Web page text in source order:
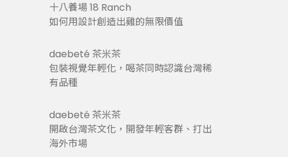
十八養場 18 Ranch
如何用設計創造出雞的無限價值
daebeté 茶米茶
包裝視覺年輕化，喝茶同時認識台灣稀
有品種
daebeté 茶米茶
開啟台灣茶文化，開發年輕客群、打出
海外市場